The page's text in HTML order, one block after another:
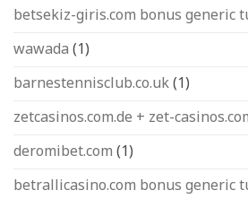
betsekiz-giris.com bonus generic
wawada (1)
barnestennisclub.co.uk(1)
zetcasinos.com.de + zet-
deromibet.com (1)
betrallicasino.com bonus generic